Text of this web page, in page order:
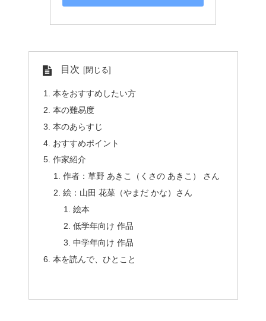
目次
本をおすすめしたい方
本の難易度
本のあらすじ
おすすめポイント
作家紹介
作者：草野 あきこ（くさの あきこ） さん
絵：山田 花菜（やまだ かな）さん
絵本
低学年向け 作品
中学年向け 作品
本を読んで、ひとこと